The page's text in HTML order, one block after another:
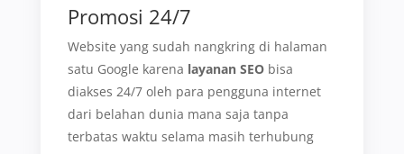
Promosi 24/7
Website yang sudah nangkring di halaman
satu Google karena layanan SEObisa
diakses 24/7 oleh para pengguna internet
dari belahan dunia mana saja tanpa
terbatas waktu selama masih terhubung